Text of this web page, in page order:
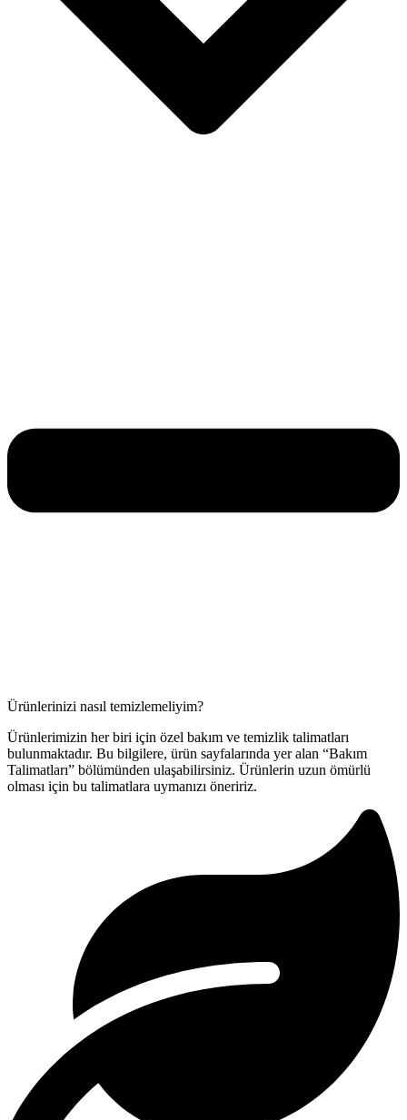
Ürünlerinizi nasıl temizlemeliyim?
Ürünlerimizin her biri için özel bakım ve temizlik talimatları
bulunmaktadır. Bu bilgilere, ürün sayfalarında yer alan “Bakım
Talimatları” bölümünden ulaşabilirsiniz. Ürünlerin uzun ömürlü
olması için bu talimatlara uymanızı öneririz.